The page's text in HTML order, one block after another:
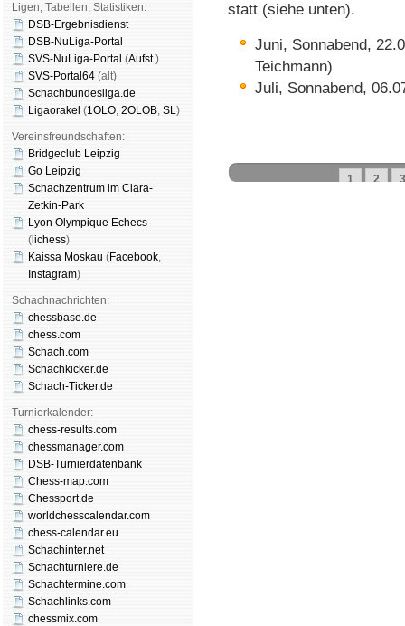
Ligen, Tabellen, Statistiken:
DSB-Ergebnisdienst
DSB-NuLiga-Portal
SVS-NuLiga-Portal (Aufst.)
SVS-Portal64 (alt)
Schachbundesliga.de
Ligaorakel (1OLO, 2OLOB, SL)
Vereinsfreundschaften:
Bridgeclub Leipzig
Go Leipzig
Schachzentrum im Clara-
Zetkin-Park
Lyon Olympique Echecs
( lichess)
Kaissa Moskau (Face­book,
Insta­gram)
Schachnachrichten:
chessbase.de
chess.com
Schach.com
Schachkicker.de
Schach-Ticker.de
Turnierkalender:
chess-results.com
chessmanager.com
DSB-Turnierdatenbank
Chess-map.com
Chessport.de
worldchesscalendar.com
chess-calendar.eu
Schachinter.net
Schachturniere.de
Schachtermine.com
Schachlinks.com
chessmix.com
statt (siehe unten).
Juni, Sonnabend,
Teichmann)
Juli, Sonnabend,
1 2 3